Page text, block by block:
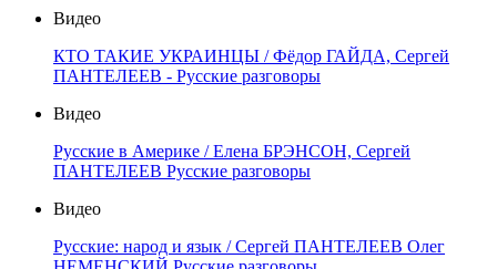
Видео
КТО ТАКИЕ УКРАИНЦЫ / Фёдор ГАЙДА, Сергей
ПАНТЕЛЕЕВ - Русские разговоры
Видео
Русские в Америке / Елена БРЭНСОН, Сергей
ПАНТЕЛЕЕВ Русские разговоры
Видео
Русские: народ и язык / Сергей ПАНТЕЛЕЕВ Олег